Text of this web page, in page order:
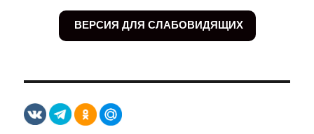
ВЕРСИЯ ДЛЯ СЛАБОВИДЯЩИХ